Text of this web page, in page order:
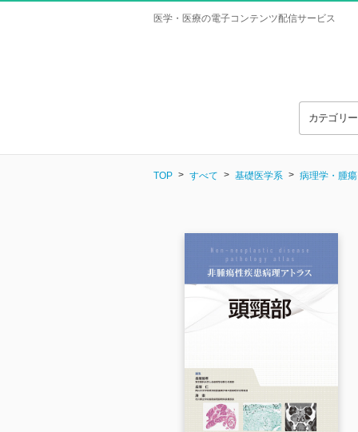
医学・医療の電子コンテンツ配信サービス
カテゴリー
TOP すべて 基礎医学系 病理学・腫瘍